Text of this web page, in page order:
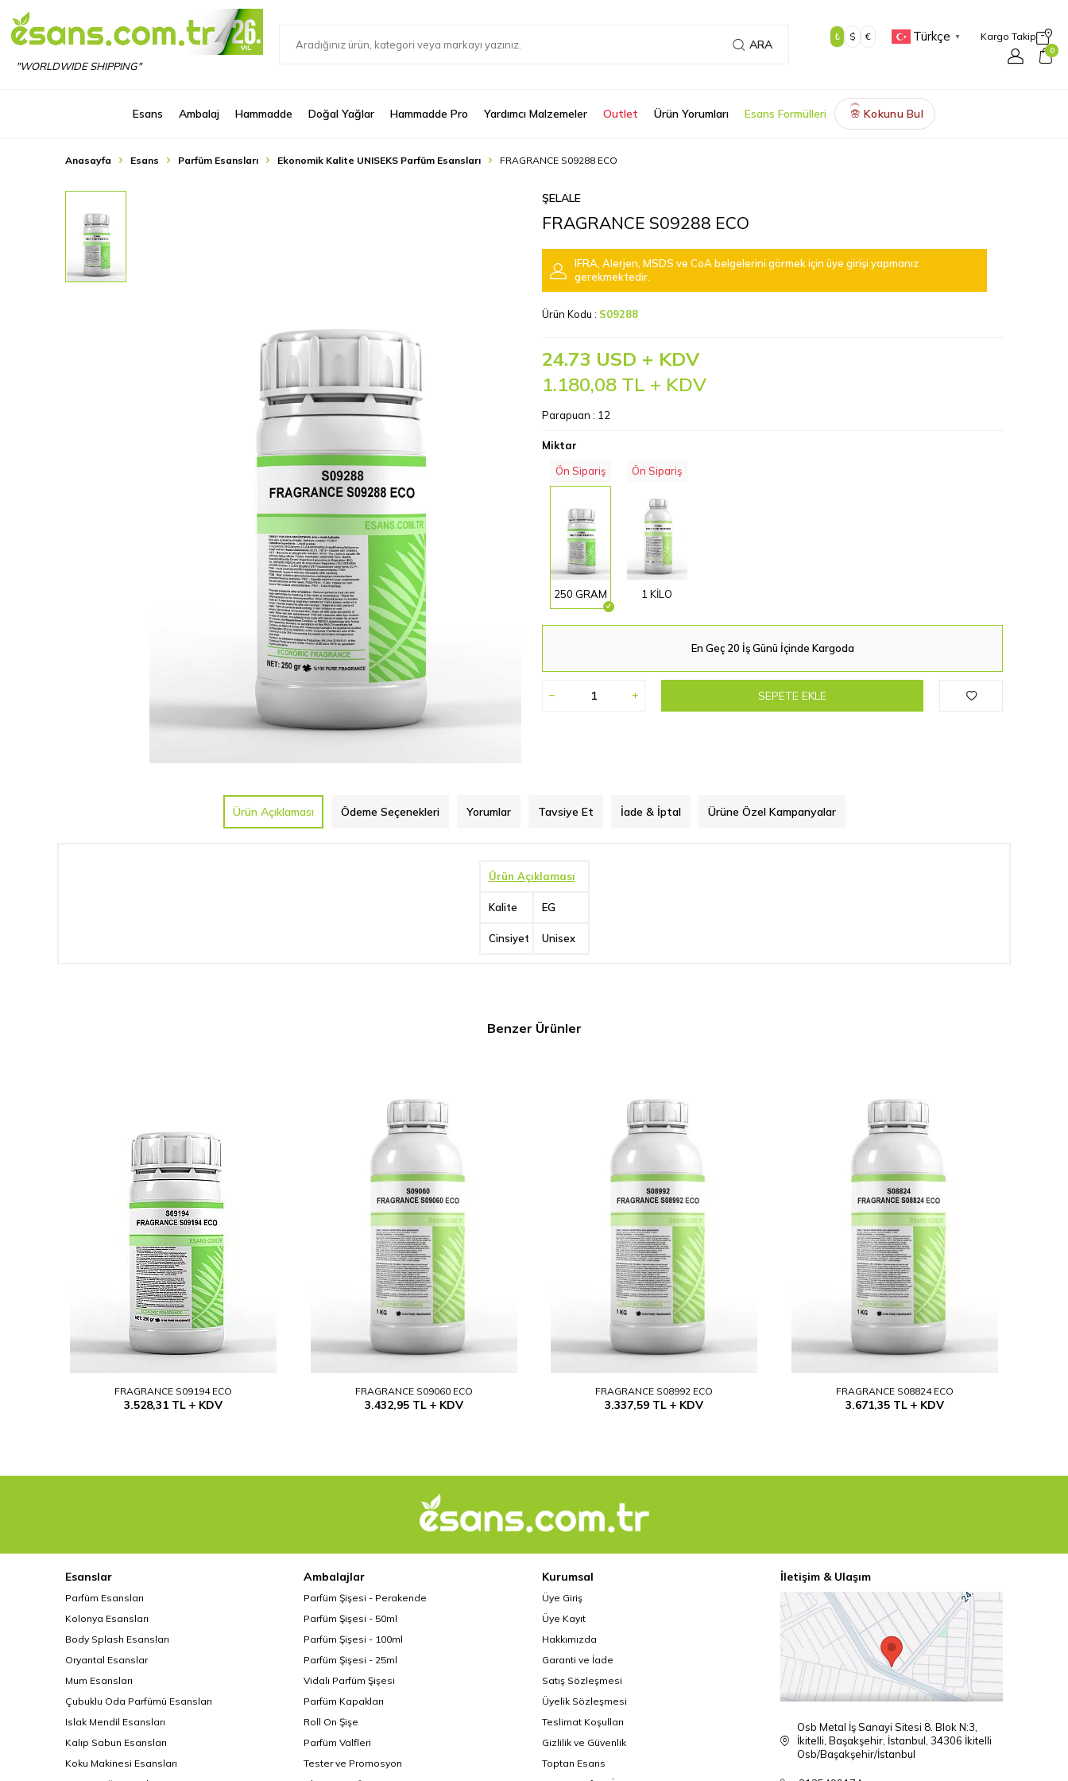
"WORLDWIDE SHIPPING"
ARA
₺ $ € Türkçe ▼ Kargo Takip
0
Esans Ambalaj Hammadde Doğal Yağlar Hammadde Pro Yardımcı Malzemeler Outlet Ürün Yorumları Esans Formülleri 🌸 Kokunu Bul
Anasayfa Esans Parfüm Esansları Ekonomik Kalite UNISEKS Parfüm Esansları FRAGRANCE S09288 ECO
ŞELALE
FRAGRANCE S09288 ECO
IFRA, Alerjen, MSDS ve CoA belgelerini görmek için üye girişi yapmanız
gerekmektedir.
Ürün Kodu : S09288
24.73 USD + KDV
1.180,08 TL + KDV
Parapuan : 12
Miktar
Ön Sipariş
250 GRAM
Ön Sipariş
1 KİLO
En Geç 20 İş Günü İçinde Kargoda
SEPETE EKLE
Ürün Açıklaması Ödeme Seçenekleri Yorumlar Tavsiye Et İade & İptal Ürüne Özel Kampanyalar
Ürün Açıklaması
Kalite EG
Cinsiyet Unisex
Benzer Ürünler
FRAGRANCE S09194 ECO
3.528,31 TL KDV
FRAGRANCE S09060 ECO
3.432,95TL KDV
FRAGRANCE S08992 ECO
3.337,59 TL KDV
FRAGRANCE S08824 ECO
3.671,35TL KDV
Esanslar
Parfüm Esansları
Kolonya Esansları
Body Splash Esansları
Oryantal Esanslar
Mum Esansları
Çubuklu Oda Parfümü Esansları
Islak Mendil Esansları
Kalıp Sabun Esansları
Koku Makinesi Esansları
Ambalajlar
Parfüm Şişesi - Perakende
Parfüm Şişesi - 50ml
Parfüm Şişesi - 100ml
Parfüm Şişesi - 25ml
Vidalı Parfüm Şişesi
Parfüm Kapakları
Roll On Şişe
Parfüm Valfleri
Tester ve Promosyon
Kurumsal
Üye Giriş
Üye Kayıt
Hakkımızda
Garanti ve İade
Satış Sözleşmesi
Üyelik Sözleşmesi
Teslimat Koşulları
Gizlilik ve Güvenlik
Toptan Esans
İletişim & Ulaşım
Osb Metal İş Sanayi Sitesi 8. Blok N:3,
İkitelli, Başakşehir, İstanbul, 34306 İkitelli
Osb/Başakşehir/İstanbul